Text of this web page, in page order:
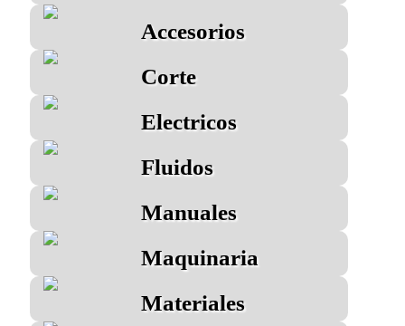
Accesorios
Corte
Electricos
Fluidos
Manuales
Maquinaria
Materiales